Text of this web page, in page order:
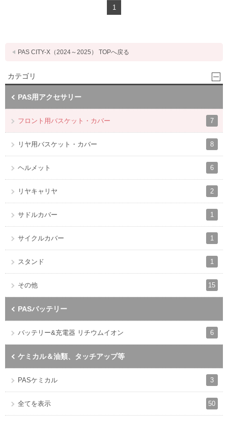
1
PAS CITY-X（2024～2025） TOPへ戻る
カテゴリ
PAS用アクセサリー
フロント用バスケット・カバー 7
リヤ用バスケット・カバー 8
ヘルメット 6
リヤキャリヤ 2
サドルカバー 1
サイクルカバー 1
スタンド 1
その他 15
PASバッテリー
バッテリー&充電器 リチウムイオン 6
ケミカル＆油類、タッチアップ等
PASケミカル 3
全てを表示 50